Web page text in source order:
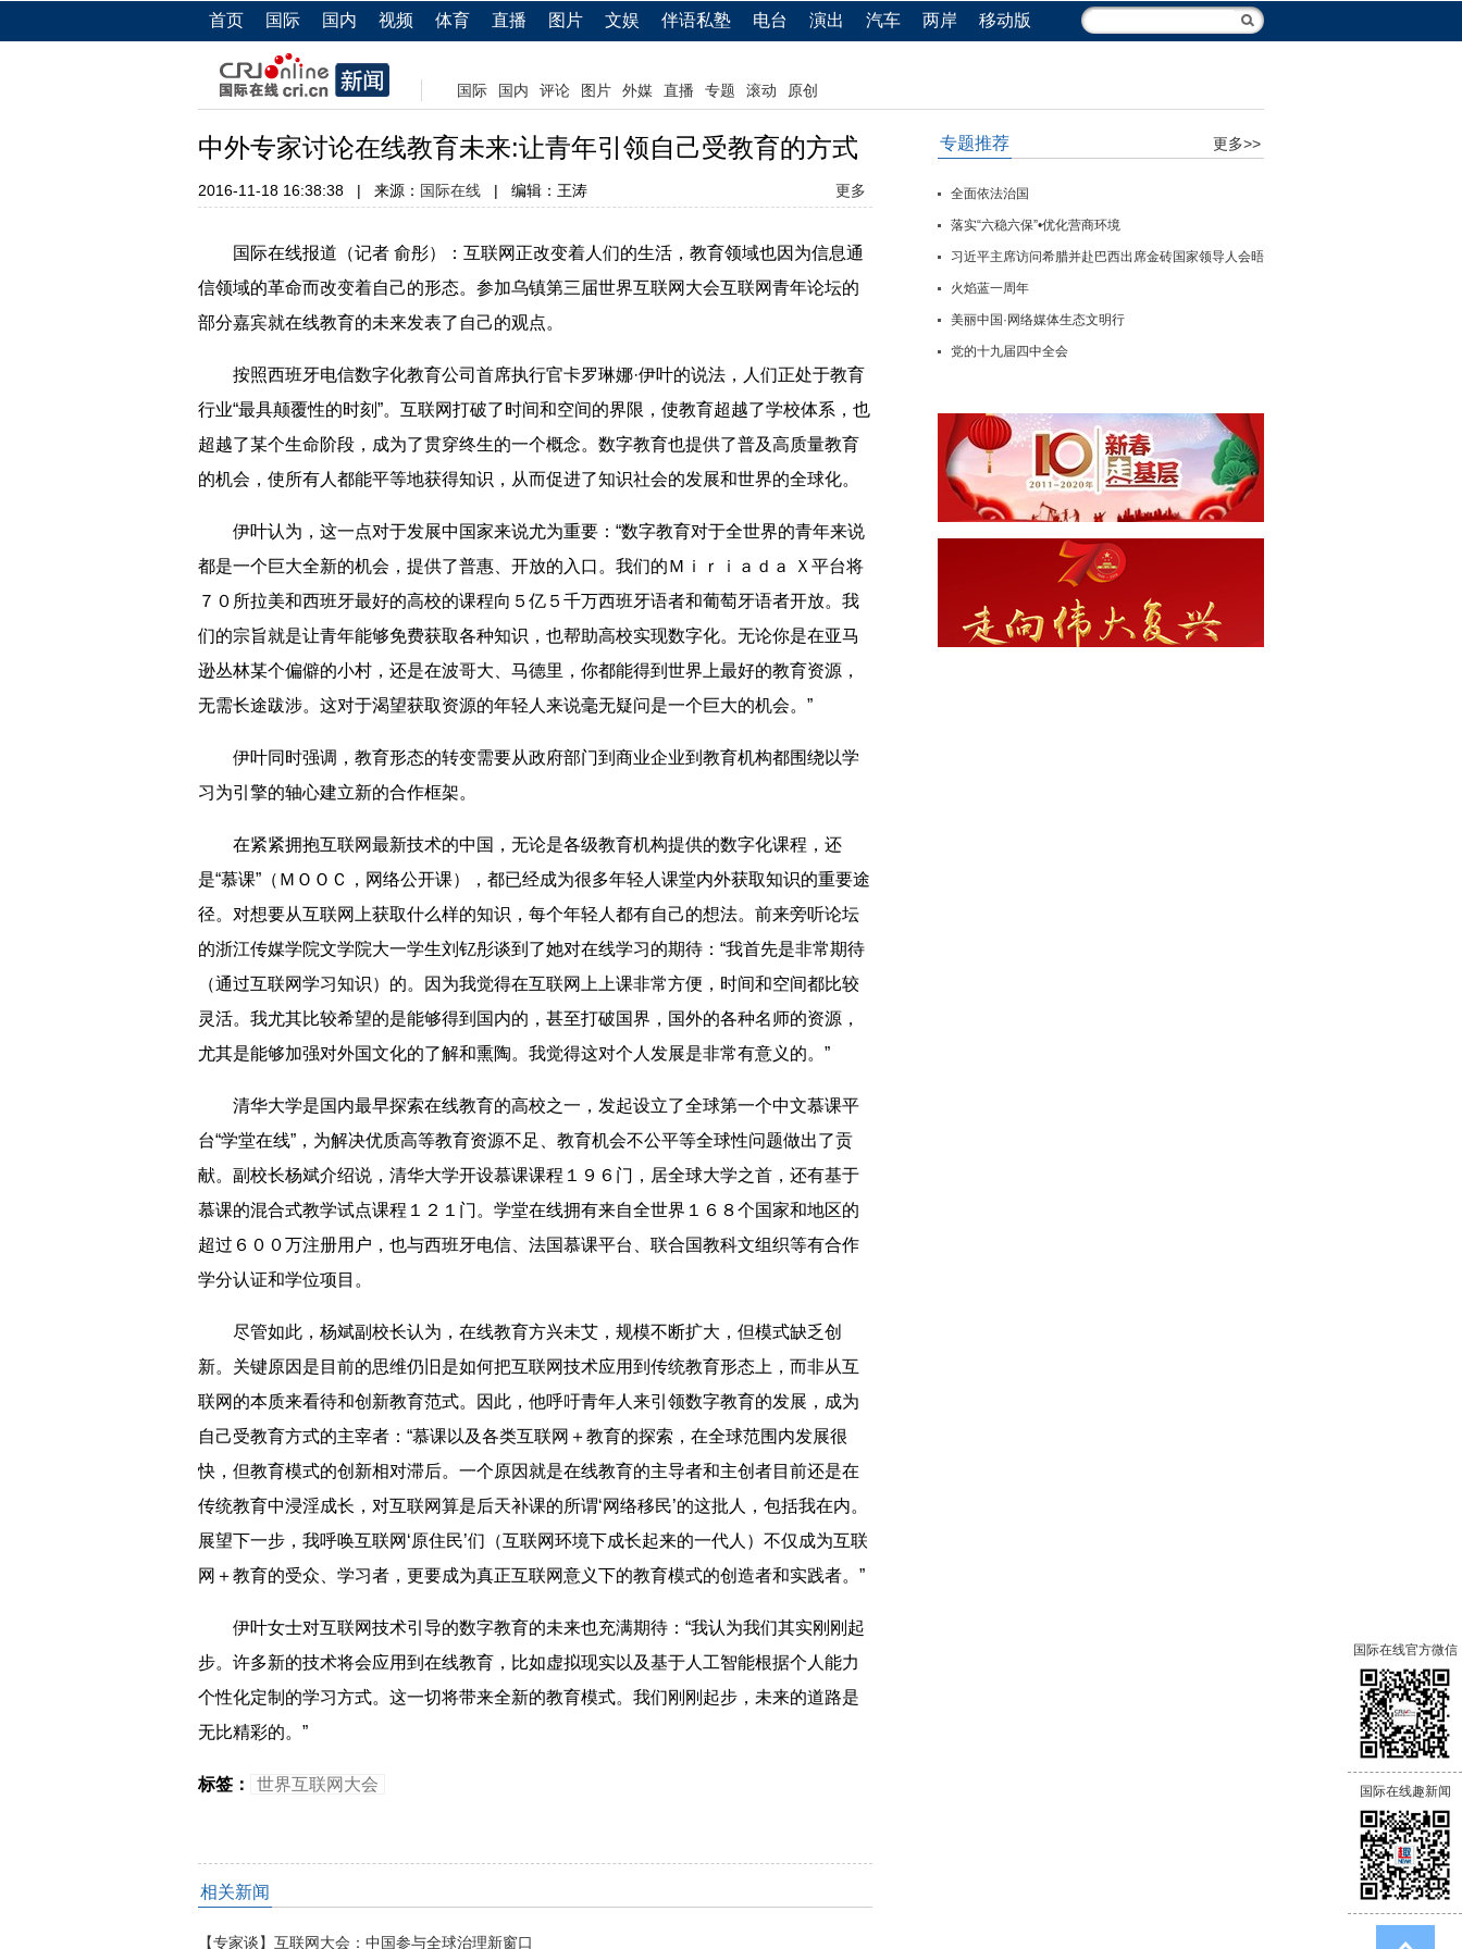
首页 国际 国内 视频 体育 直播 图片 文娱 伴语私塾 电台 演出 汽车 两岸 移动版
国际 国内 评论 图片 外媒 直播 专题 滚动 原创
中外专家讨论在线教育未来:让青年引领自己受教育的方式
2016-11-18 16:38:38 | 来源： 国际在线 | 编辑：王涛 更多
国际在线报道（记者 俞彤）：互联网正改变着人们的生活，教育领域也因为信息通
信领域的革命而改变着自己的形态。参加乌镇第三届世界互联网大会互联网青年论坛的
部分嘉宾就在线教育的未来发表了自己的观点。
按照西班牙电信数字化教育公司首席执行官卡罗琳娜·伊叶的说法，人们正处于教育
行业“最具颠覆性的时刻”。互联网打破了时间和空间的界限，使教育超越了学校体系，也
超越了某个生命阶段，成为了贯穿终生的一个概念。数字教育也提供了普及高质量教育
的机会，使所有人都能平等地获得知识，从而促进了知识社会的发展和世界的全球化。
伊叶认为，这一点对于发展中国家来说尤为重要：“数字教育对于全世界的青年来说
都是一个巨大全新的机会，提供了普惠、开放的入口。我们的Ｍｉｒｉａｄａ Ｘ平台将
７０所拉美和西班牙最好的高校的课程向５亿５千万西班牙语者和葡萄牙语者开放。我
们的宗旨就是让青年能够免费获取各种知识，也帮助高校实现数字化。无论你是在亚马
逊丛林某个偏僻的小村，还是在波哥大、马德里，你都能得到世界上最好的教育资源，
无需长途跋涉。这对于渴望获取资源的年轻人来说毫无疑问是一个巨大的机会。”
伊叶同时强调，教育形态的转变需要从政府部门到商业企业到教育机构都围绕以学
习为引擎的轴心建立新的合作框架。
在紧紧拥抱互联网最新技术的中国，无论是各级教育机构提供的数字化课程，还
是“慕课”（ＭＯＯＣ，网络公开课），都已经成为很多年轻人课堂内外获取知识的重要途
径。对想要从互联网上获取什么样的知识，每个年轻人都有自己的想法。前来旁听论坛
的浙江传媒学院文学院大一学生刘钇彤谈到了她对在线学习的期待：“我首先是非常期待
（通过互联网学习知识）的。因为我觉得在互联网上上课非常方便，时间和空间都比较
灵活。我尤其比较希望的是能够得到国内的，甚至打破国界，国外的各种名师的资源，
尤其是能够加强对外国文化的了解和熏陶。我觉得这对个人发展是非常有意义的。”
清华大学是国内最早探索在线教育的高校之一，发起设立了全球第一个中文慕课平
台“学堂在线”，为解决优质高等教育资源不足、教育机会不公平等全球性问题做出了贡
献。副校长杨斌介绍说，清华大学开设慕课课程１９６门，居全球大学之首，还有基于
慕课的混合式教学试点课程１２１门。学堂在线拥有来自全世界１６８个国家和地区的
超过６００万注册用户，也与西班牙电信、法国慕课平台、联合国教科文组织等有合作
学分认证和学位项目。
尽管如此，杨斌副校长认为，在线教育方兴未艾，规模不断扩大，但模式缺乏创
新。关键原因是目前的思维仍旧是如何把互联网技术应用到传统教育形态上，而非从互
联网的本质来看待和创新教育范式。因此，他呼吁青年人来引领数字教育的发展，成为
自己受教育方式的主宰者：“慕课以及各类互联网＋教育的探索，在全球范围内发展很
快，但教育模式的创新相对滞后。一个原因就是在线教育的主导者和主创者目前还是在
传统教育中浸淫成长，对互联网算是后天补课的所谓‘网络移民’的这批人，包括我在内。
展望下一步，我呼唤互联网‘原住民’们（互联网环境下成长起来的一代人）不仅成为互联
网＋教育的受众、学习者，更要成为真正互联网意义下的教育模式的创造者和实践者。”
伊叶女士对互联网技术引导的数字教育的未来也充满期待：“我认为我们其实刚刚起
步。许多新的技术将会应用到在线教育，比如虚拟现实以及基于人工智能根据个人能力
个性化定制的学习方式。这一切将带来全新的教育模式。我们刚刚起步，未来的道路是
无比精彩的。”
标签： 世界互联网大会
相关新闻
【专家谈】互联网大会：中国参与全球治理新窗口
专题推荐 更多>>
全面依法治国
落实“六稳六保”•优化营商环境
习近平主席访问希腊并赴巴西出席金砖国家领导人会晤
火焰蓝一周年
美丽中国·网络媒体生态文明行
党的十九届四中全会
国际在线官方微信
国际在线趣新闻
返回顶端